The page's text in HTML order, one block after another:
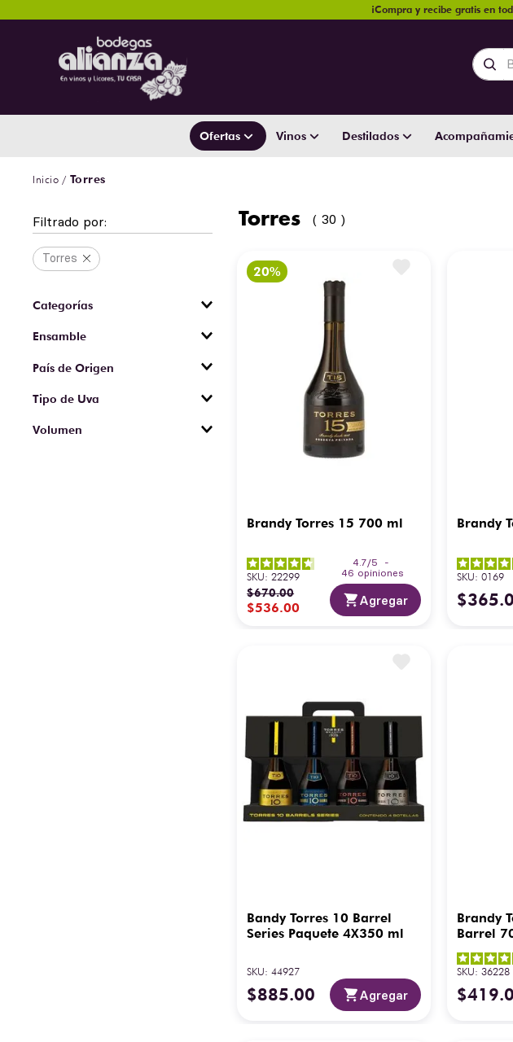
¡Compra y recibe gratis en
Ofertas Vinos Destilados
Torres
Filtrado por:
Torres
Ensamble
País de Origen
Tipo de Uva
Volumen
Torres 30
Brandy Torres 15 700 ml
4.7/5
-
46 opiniones
SKU:22299
$670.00
$536.00 Agregar
Brandy
SKU:0169
$365.
Bandy Torres 10 Barrel
Series Paquete 4X350 ml
SKU:44927
$885.00 Agregar
Brandy
Barrel
SKU:36228
$419.